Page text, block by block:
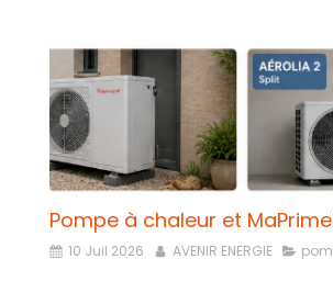
Pompe à chaleur et
10 Juil 2026 AVENIR ENERGIE